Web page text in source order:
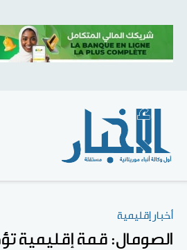
أخبار إقليمية
الصومال: قمة إقليمية